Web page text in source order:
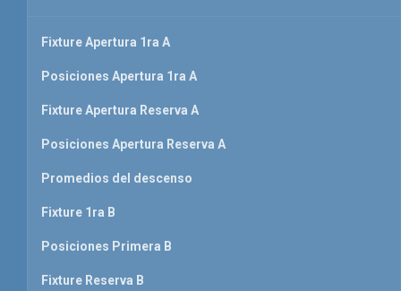
Fixture Apertura 1ra A
Posiciones Apertura 1ra A
Fixture Apertura Reserva A
Posiciones Apertura Reserva A
Promedios del descenso
Fixture 1ra B
Posiciones Primera B
Fixture Reserva B